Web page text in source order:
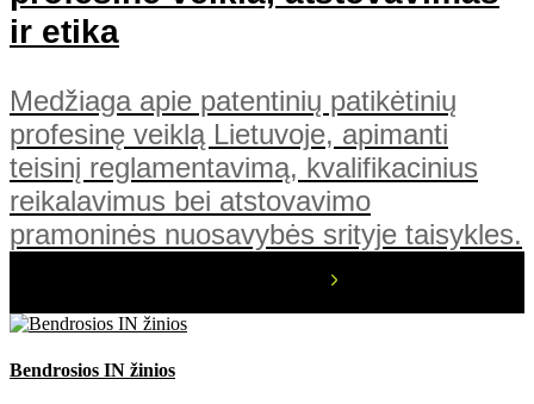
ir etika
Medžiaga apie patentinių patikėtinių
profesinę veiklą Lietuvoje, apimanti
teisinį reglamentavimą, kvalifikacinius
reikalavimus bei atstovavimo
pramoninės nuosavybės srityje taisykles.
Bendrosios IN žinios